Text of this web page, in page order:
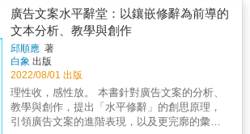
銷（成果報酬型廣告）的新手，即順利賺到12
萬圓的佣金。 &
或LV品牌故事，說出這樣簡單又能影響他人的
好故事，確實不容易。也許你會說：「我沒有
特殊經驗，也沒有傲人經歷，很難說出吸引人
的故事吧？」 本書作者生方正也曾擔任日產汽
車（NISSAN）的管理顧問，他強調：即使題材
很平凡又普通，一樣能打動人心，關鍵就在於
「怎麼說」。因此，你得練習以下方法，建構
一個簡單的好故事。 & ★★如何打造一個動人
的品牌與個人形象，都有可能一夕變天！ 不論
是傳統產業、知名品牌、新世代電商還是網
紅，全天候接受市場消費者全方位監督，如何
在每一場公關危機都能夠安全下莊，憑靠的是
品牌主理人的能力與經驗。 本書作者唐源駿
（凱爺）以實戰經驗傳授品牌、企業、網紅，
面對危機的處理與管理。從「公關危機事件全
局觀」開始，分析危機事件的發展過程，抓出
藏在細節裡的魔鬼，傳授「錦囊妙計：公關危
廣告文案水平辭堂：以鑲嵌修辭為前導的
文本分析、教學與創作
邱順應 著
白象 出版
2022/08/01 出版
理性收，感性放。 本書針對廣告文案的分析、
教學與創作，提出「水平修辭」的創思原理，
引領廣告文案的進階表現，以及更完廓的彙整